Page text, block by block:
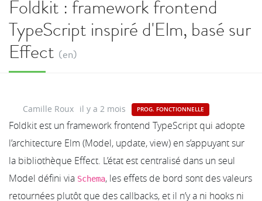
Foldkit : framework frontend
TypeScript inspiré d'Elm, basé sur
Effect (en)
Camille Roux il y a 2 mois PROG. FONCTIONNELLE
Foldkit est un framework frontend TypeScript qui adopte
l’architecture Elm (Model, update, view) en s’appuyant sur
la bibliothèque Effect. L’état est centralisé dans un seul
Model défini via Schema, les effets de bord sont des valeurs
retournées plutôt que des callbacks, et il n’y a ni hooks ni